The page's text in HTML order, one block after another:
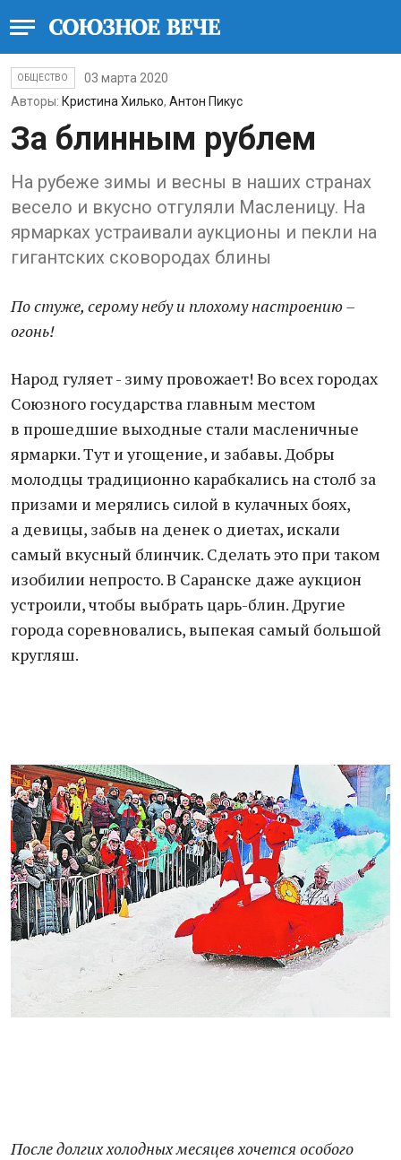
ОБЩЕСТВО
03 марта 2020
Авторы: Кристина Хилько, Антон Пикус
За блинным рублем
На рубеже зимы и весны в наших странах
весело и вкусно отгуляли Масленицу. На
ярмарках устраивали аукционы и пекли на
гигантских сковородах блины
По стуже, серому небу и плохому настроению –
огонь!
Народ гуляет - зиму провожает! Во всех городах
Союзного государства главным местом
в прошедшие выходные стали масленичные
ярмарки. Тут и угощение, и забавы. Добры
молодцы традиционно карабкались на столб за
призами и мерялись силой в кулачных боях,
а девицы, забыв на денек о диетах, искали
самый вкусный блинчик. Сделать это при таком
изобилии непросто. В Саранске даже аукцион
устроили, чтобы выбрать царь-блин. Другие
города соревновались, выпекая самый большой
кругляш.
После долгих холодных месяцев хочется особого